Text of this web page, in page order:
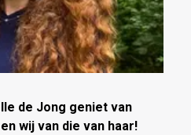
de Jong geniet van
wij van die van haar!